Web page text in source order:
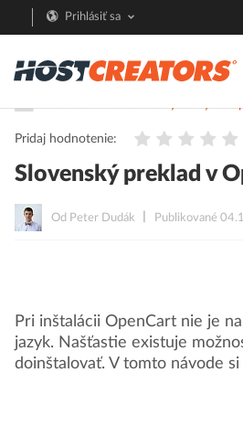
Prihlásiť sa
Pridaj hodnotenie:
Slovenský preklad v
Od Peter Dudák Publikované
Pri inštalácii OpenCart nie je
jazyk. Našťastie existuje
doinštalovať. V tomto návode